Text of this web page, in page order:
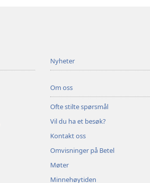
Nyheter
Om oss
Ofte stilte spørsmål
Vil du ha et besøk?
Kontakt oss
Omvisninger på Betel
Møter
Minnehøytiden